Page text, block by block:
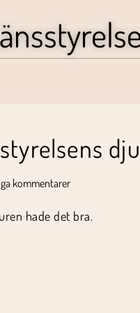
kommentarer
hade det bra.